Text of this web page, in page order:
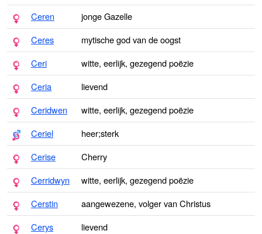
Ceren
jonge Gazelle
Ceres
mytische god van de oogst
Ceri
witte, eerlijk, gezegend poëzie
Ceria
lievend
Ceridwen
witte, eerlijk, gezegend poëzie
Ceriel
heer;sterk
Cerise
Cherry
Cerridwyn
witte, eerlijk, gezegend poëzie
Cerstin
aangewezene, volger van Christus
Cerys
lievend